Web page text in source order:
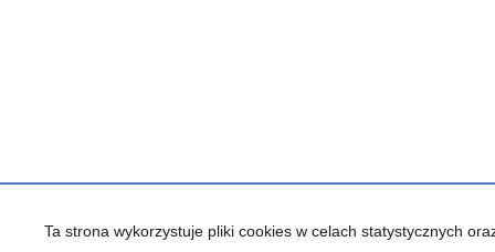
Ta strona wykorzystuje pliki cookies w celach statystycznych